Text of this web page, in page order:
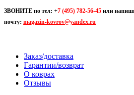
ЗВОНИТЕ по тел: +7 (495) 782-56-45 или
почту: magazin-kovrov@yandex.ru
Заказ/доставка
Гарантии/возврат
О коврах
Отзывы